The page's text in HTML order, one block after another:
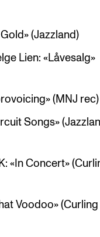
(Jazzland)
Lien: «Låvesalg»
(MNJ rec)
Songs»
«In Concert»
Voodoo»